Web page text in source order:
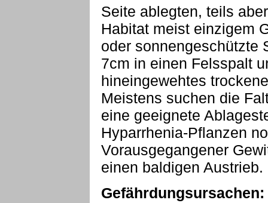
Seite ablegten, teils
Habitat meist einzigem
oder sonnengeschützte
7cm in einen Felsspalt
hineingewehtes
Meistens suchen die
eine geeignete
Hyparrhenia-Pflanzen
Vorausgegangener
einen baldigen Austrieb.
Gefährdungsursachen: